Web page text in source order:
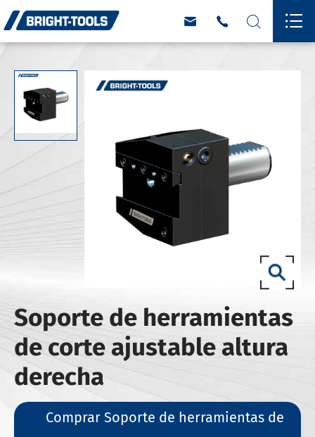
   
Soporte de herramientas
de corte ajustable altura
derecha
Comprar Soporte de herramientas de